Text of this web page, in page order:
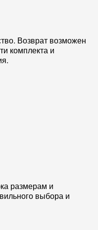
Возврат возможен
комплекта и
размерам и
выбора и